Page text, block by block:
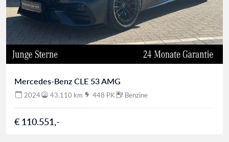
Mercedes-Benz CLE 53 AMG
2024 43.110 km 448 PK Benzine
€ 110.551,-